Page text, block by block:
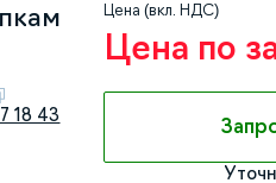
18 43
Цена (вкл. НДС)
Цена по